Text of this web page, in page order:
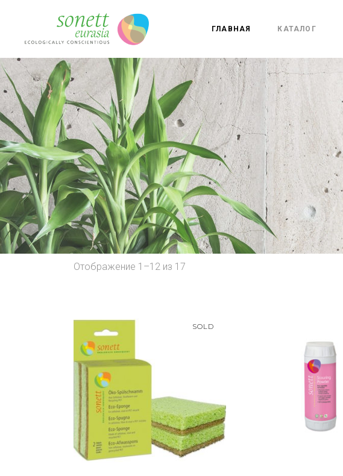
ГЛАВНАЯ КАТАЛОГ
Отображение 1–12 из 17
SOLD